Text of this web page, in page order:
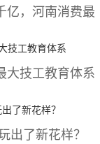
亿，河南消费最
大技工教育体系
出了新花样？